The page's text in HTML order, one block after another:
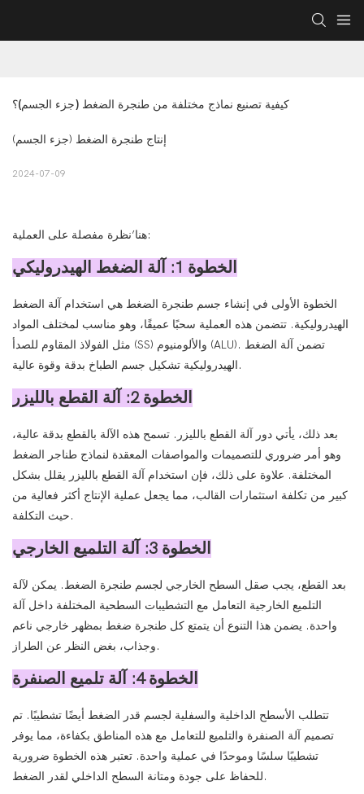
كيفية تصنيع نماذج مختلفة من طنجرة الضغط (جزء الجسم)؟
إنتاج طنجرة الضغط (جزء الجسم)
2024-07-09
هنا’نظرة مفصلة على العملية:
الخطوة 1: آلة الضغط الهيدروليكي
الخطوة الأولى في إنشاء جسم طنجرة الضغط هي استخدام آلة الضغط
الهيدروليكية. تتضمن هذه العملية سحبًا عميقًا، وهو مناسب لمختلف المواد
مثل الفولاذ المقاوم للصدأ (SS) والألومنيوم (ALU). تضمن آلة الضغط
الهيدروليكية تشكيل جسم الطباخ بدقة وقوة عالية.
الخطوة 2: آلة القطع بالليزر
بعد ذلك، يأتي دور آلة القطع بالليزر. تسمح هذه الآلة بالقطع بدقة عالية،
وهو أمر ضروري للتصميمات والمواصفات المعقدة لنماذج طناجر الضغط
المختلفة. علاوة على ذلك، فإن استخدام آلة القطع بالليزر يقلل بشكل
كبير من تكلفة استثمارات القالب، مما يجعل عملية الإنتاج أكثر فعالية من
حيث التكلفة.
الخطوة 3: آلة التلميع الخارجي
بعد القطع، يجب صقل السطح الخارجي لجسم طنجرة الضغط. يمكن لآلة
التلميع الخارجية التعامل مع التشطيبات السطحية المختلفة داخل آلة
واحدة. يضمن هذا التنوع أن يتمتع كل طنجرة ضغط بمظهر خارجي ناعم
وجذاب، بغض النظر عن الطراز.
الخطوة 4: آلة تلميع الصنفرة
تتطلب الأسطح الداخلية والسفلية لجسم قدر الضغط أيضًا تشطيبًا. تم
تصميم آلة الصنفرة والتلميع للتعامل مع هذه المناطق بكفاءة، مما يوفر
تشطيبًا سلسًا وموحدًا في عملية واحدة. تعتبر هذه الخطوة ضرورية
للحفاظ على جودة ومتانة السطح الداخلي لقدر الضغط.